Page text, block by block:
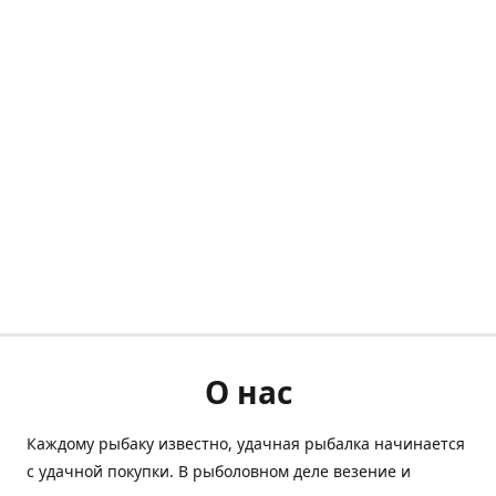
О нас
Каждому рыбаку известно, удачная рыбалка начинается
с удачной покупки. В рыболовном деле везение и